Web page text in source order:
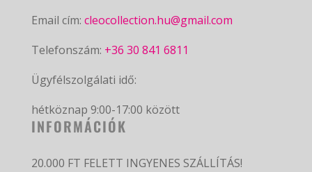
Email cím: cleocollection.hu@gmail.com
Telefonszám: +36 30 841 6811
Ügyfélszolgálati idő:
hétköznap 9:00-17:00 között
INFORMÁCIÓK
20.000 FT FELETT INGYENES SZÁLLÍTÁS!